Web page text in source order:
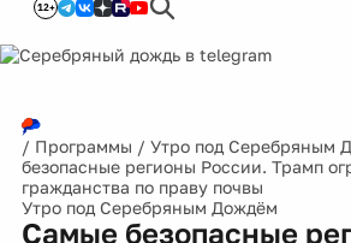
12+
/ Программы / Утро под Серебряным
безопасные регионы России. Трамп
гражданства по праву почвы
Утро под Серебряным Дождём
Самые безопасные